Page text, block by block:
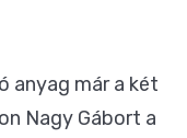
anyag már a két
Nagy Gábort a